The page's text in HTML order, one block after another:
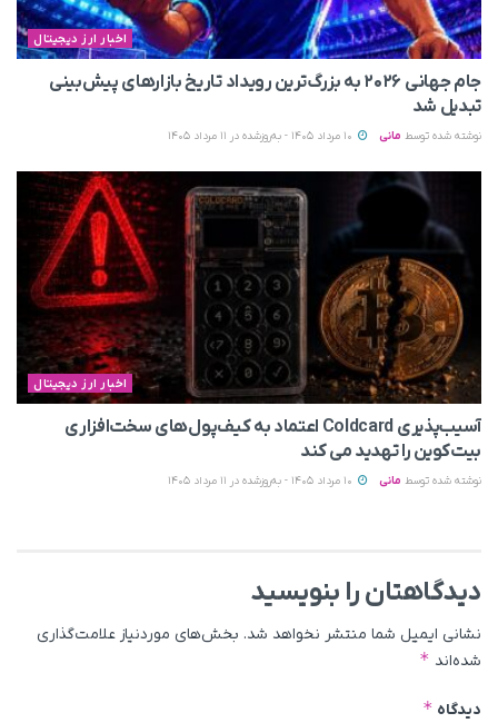
اخبار ارز دیجیتال
جام جهانی ۲۰۲۶ به بزرگ‌ترین رویداد تاریخ بازارهای پیش‌بینی
تبدیل شد
نوشته شده توسط مانی
اخبار ارز دیجیتال
آسیب‌پذیری Coldcard اعتماد به کیف‌پول‌های سخت‌افزاری
بیت‌کوین را تهدید می‌ کند
نوشته شده توسط مانی
دیدگاهتان را بنویسید
نشانی ایمیل شما منتشر نخواهد شد. بخش‌های موردنیاز علامت‌گذاری
شده‌اند *
دیدگاه *